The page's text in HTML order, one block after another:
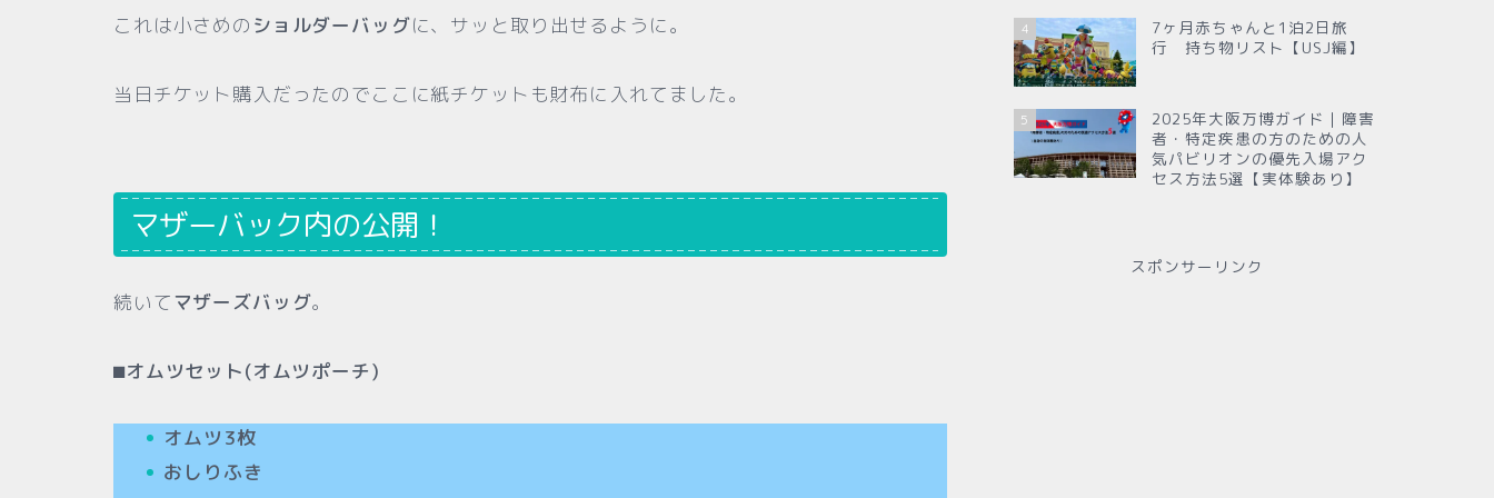
これは小さめの ショルダーバッグに、サッと取り出せるように。
当日チケット購入だったのでここに紙チケットも財布に入れてました。
マザーバック内の公開！
続いてマザーズバッグ。
⬛︎オムツセット(オムツポーチ)
オムツ3枚
おしりふき
4
7ヶ月赤ちゃんと1泊2日旅
行 持ち物リスト【USJ編】
5
2025年大阪万博ガイド｜障害
者・特定疾患の方のための人
気パビリオンの優先入場アク
セス方法5選【実体験あり】
スポンサーリンク